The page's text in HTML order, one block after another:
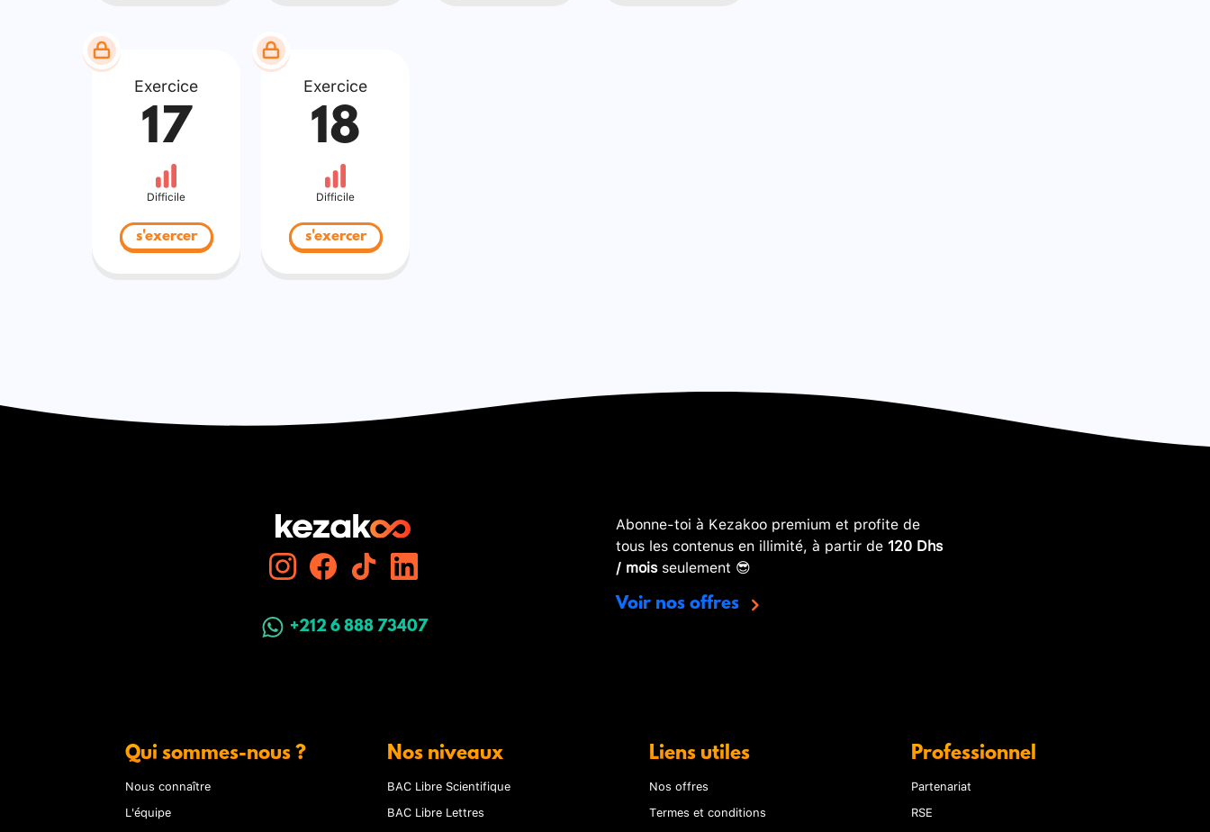
Exercice
17
Difficile
s'exercer
Exercice
18
Difficile
s'exercer
+212 6 888 73407
Abonne-toi à Kezakoo premium et profite de
tous les contenus en illimité, à partir de 120 Dhs
/ moisseulement 😎
Voir nos offres
Qui sommes-nous ?
Nous connaître
L'équipe
Nos niveaux
BAC Libre Scientifique
BAC Libre Lettres
Liens utiles
Nos offres
Termes et conditions
Professionnel
Partenariat
RSE